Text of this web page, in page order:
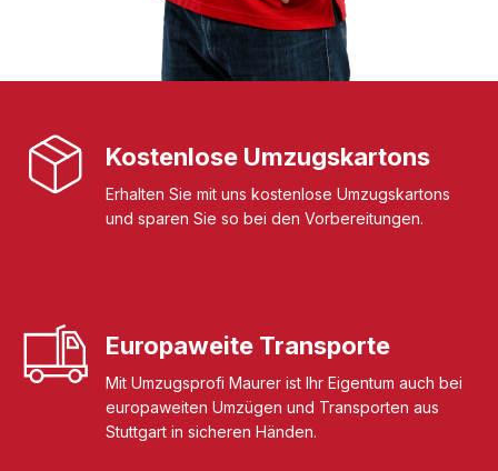
Kostenlose Umzugskartons
Erhalten Sie mit uns kostenlose Umzugskartons
und sparen Sie so bei den Vorbereitungen.
Europaweite Transporte
Mit Umzugsprofi Maurer ist Ihr Eigentum auch bei
europaweiten Umzügen und Transporten aus
Stuttgart in sicheren Händen.